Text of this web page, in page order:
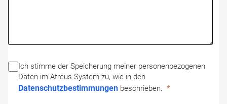
Ich stimme der Speicherung meiner personenbezogenen
Daten im Atreus System zu, wie in den
Datenschutzbestimmungen beschrieben.